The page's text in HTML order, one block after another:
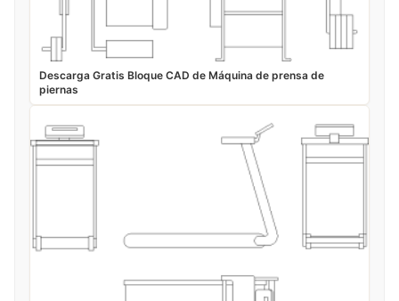
Descarga Gratis Bloque CAD de Máquina de prensa de
piernas